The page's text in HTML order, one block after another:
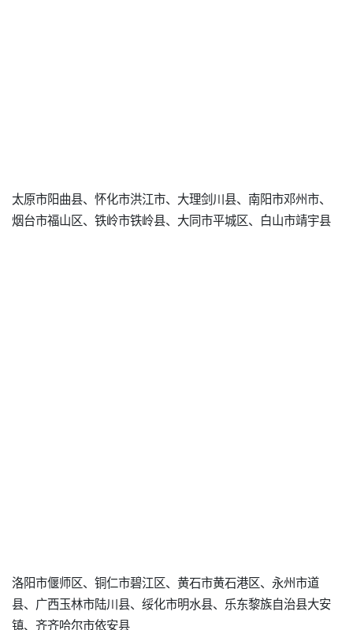
太原市阳曲县、怀化市洪江市、大理剑川县、南阳市邓州市、
烟台市福山区、铁岭市铁岭县、大同市平城区、白山市靖宇县
洛阳市偃师区、铜仁市碧江区、黄石市黄石港区、永州市道
县、广西玉林市陆川县、绥化市明水县、乐东黎族自治县大安
镇、齐齐哈尔市依安县